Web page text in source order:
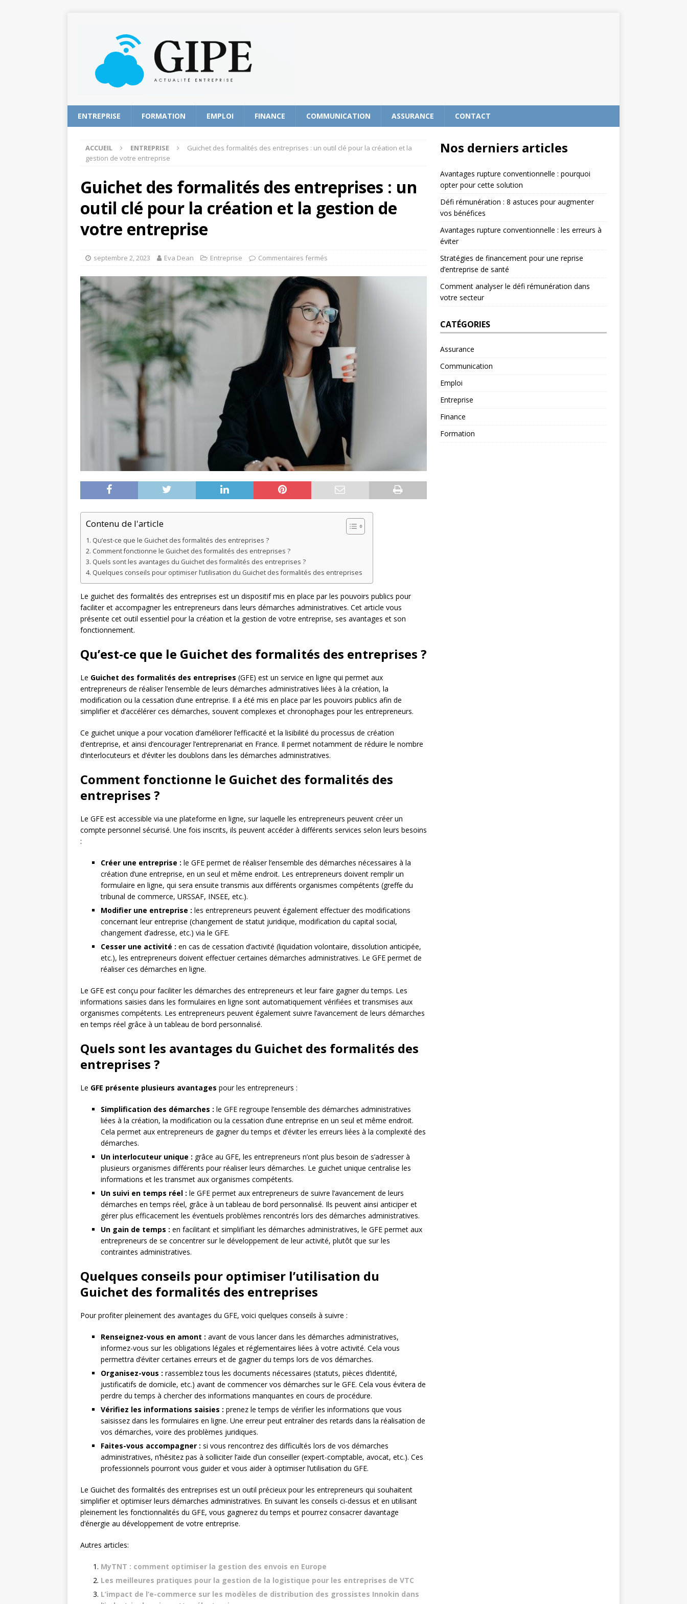
ENTREPRISE FORMATION EMPLOI FINANCE COMMUNICATION ASSURANCE CONTACT
ACCUEIL ENTREPRISE
Guichet des formalités des entreprises : un outil clé pour la création et la
gestion de votre entreprise
Guichet des formalités des entreprises : un
outil clé pour la création et la gestion de
votre entreprise
septembre 2, 2023 Eva Dean Entreprise Commentaires fermés
Contenu de l'article
Qu’est-ce que le Guichet des formalités des entreprises ?
Comment fonctionne le Guichet des formalités des entreprises ?
Quels sont les avantages du Guichet des formalités des entreprises ?
Quelques conseils pour optimiser l’utilisation du Guichet des formalités des entreprises
Le guichet des formalités des entreprises est un dispositif mis en place par les pouvoirs publics pour
faciliter et accompagner les entrepreneurs dans leurs démarches administratives. Cet article vous
présente cet outil essentiel pour la création et la gestion de votre entreprise, ses avantages et son
fonctionnement.
Qu’est-ce que le Guichet des formalités des entreprises ?
Le Guichet des formalités des entreprises (GFE) est un service en ligne qui permet aux
entrepreneurs de réaliser l’ensemble de leurs démarches administratives liées à la création, la
modification ou la cessation d’une entreprise. Il a été mis en place par les pouvoirs publics afin de
simplifier et d’accélérer ces démarches, souvent complexes et chronophages pour les entrepreneurs.
Ce guichet unique a pour vocation d’améliorer l’efficacité et la lisibilité du processus de création
d’entreprise, et ainsi d’encourager l’entreprenariat en France. Il permet notamment de réduire le nombre
d’interlocuteurs et d’éviter les doublons dans les démarches administratives.
Comment fonctionne le Guichet des formalités des
entreprises ?
Le GFE est accessible via une plateforme en ligne, sur laquelle les entrepreneurs peuvent créer un
compte personnel sécurisé. Une fois inscrits, ils peuvent accéder à différents services selon leurs besoins
:
Créer une entreprise : le GFE permet de réaliser l’ensemble des démarches nécessaires à la
création d’une entreprise, en un seul et même endroit. Les entrepreneurs doivent remplir un
formulaire en ligne, qui sera ensuite transmis aux différents organismes compétents (greffe du
tribunal de commerce, URSSAF, INSEE, etc.).
Modifier une entreprise : les entrepreneurs peuvent également effectuer des modifications
concernant leur entreprise (changement de statut juridique, modification du capital social,
changement d’adresse, etc.) via le GFE.
Cesser une activité : en cas de cessation d’activité (liquidation volontaire, dissolution anticipée,
etc.), les entrepreneurs doivent effectuer certaines démarches administratives. Le GFE permet de
réaliser ces démarches en ligne.
Le GFE est conçu pour faciliter les démarches des entrepreneurs et leur faire gagner du temps. Les
informations saisies dans les formulaires en ligne sont automatiquement vérifiées et transmises aux
organismes compétents. Les entrepreneurs peuvent également suivre l’avancement de leurs démarches
en temps réel grâce à un tableau de bord personnalisé.
Quels sont les avantages du Guichet des formalités des
entreprises ?
Le GFE présente plusieurs avantages pour les entrepreneurs :
Simplification des démarches : le GFE regroupe l’ensemble des démarches administratives
liées à la création, la modification ou la cessation d’une entreprise en un seul et même endroit.
Cela permet aux entrepreneurs de gagner du temps et d’éviter les erreurs liées à la complexité des
démarches.
Un interlocuteur unique : grâce au GFE, les entrepreneurs n’ont plus besoin de s’adresser à
plusieurs organismes différents pour réaliser leurs démarches. Le guichet unique centralise les
informations et les transmet aux organismes compétents.
Un suivi en temps réel : le GFE permet aux entrepreneurs de suivre l’avancement de leurs
démarches en temps réel, grâce à un tableau de bord personnalisé. Ils peuvent ainsi anticiper et
gérer plus efficacement les éventuels problèmes rencontrés lors des démarches administratives.
Un gain de temps : en facilitant et simplifiant les démarches administratives, le GFE permet aux
entrepreneurs de se concentrer sur le développement de leur activité, plutôt que sur les
contraintes administratives.
Quelques conseils pour optimiser l’utilisation du
Guichet des formalités des entreprises
Pour profiter pleinement des avantages du GFE, voici quelques conseils à suivre :
Renseignez-vous en amont : avant de vous lancer dans les démarches administratives,
informez-vous sur les obligations légales et réglementaires liées à votre activité. Cela vous
permettra d’éviter certaines erreurs et de gagner du temps lors de vos démarches.
Organisez-vous : rassemblez tous les documents nécessaires (statuts, pièces d’identité,
justificatifs de domicile, etc.) avant de commencer vos démarches sur le GFE. Cela vous évitera de
perdre du temps à chercher des informations manquantes en cours de procédure.
Vérifiez les informations saisies : prenez le temps de vérifier les informations que vous
saisissez dans les formulaires en ligne. Une erreur peut entraîner des retards dans la réalisation de
vos démarches, voire des problèmes juridiques.
Faites-vous accompagner : si vous rencontrez des difficultés lors de vos démarches
administratives, n’hésitez pas à solliciter l’aide d’un conseiller (expert-comptable, avocat, etc.). Ces
professionnels pourront vous guider et vous aider à optimiser l’utilisation du GFE.
Le Guichet des formalités des entreprises est un outil précieux pour les entrepreneurs qui souhaitent
simplifier et optimiser leurs démarches administratives. En suivant les conseils ci-dessus et en utilisant
pleinement les fonctionnalités du GFE, vous gagnerez du temps et pourrez consacrer davantage
d’énergie au développement de votre entreprise.
Autres articles:
MyTNT : comment optimiser la gestion des envois en Europe
Les meilleures pratiques pour la gestion de la logistique pour les entreprises de VTC
L’impact de l’e-commerce sur les modèles de distribution des grossistes Innokin dans
Nos derniers articles
Avantages rupture conventionnelle : pourquoi
opter pour cette solution
Défi rémunération : 8 astuces pour augmenter
vos bénéfices
Avantages rupture conventionnelle : les erreurs à
éviter
Stratégies de financement pour une reprise
d’entreprise de santé
Comment analyser le défi rémunération dans
votre secteur
CATÉGORIES
Assurance
Communication
Emploi
Entreprise
Finance
Formation